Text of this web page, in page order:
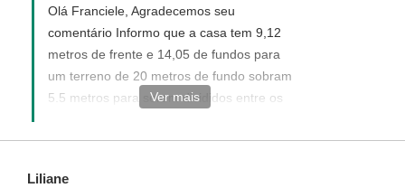
Olá Franciele, Agradecemos seu
comentário Informo que a casa tem 9,12
metros de frente e 14,05 de fundos para
um terreno de 20 metros de fundo sobram
5.5 metros para serem divididos entre os
Ver mais
Liliane